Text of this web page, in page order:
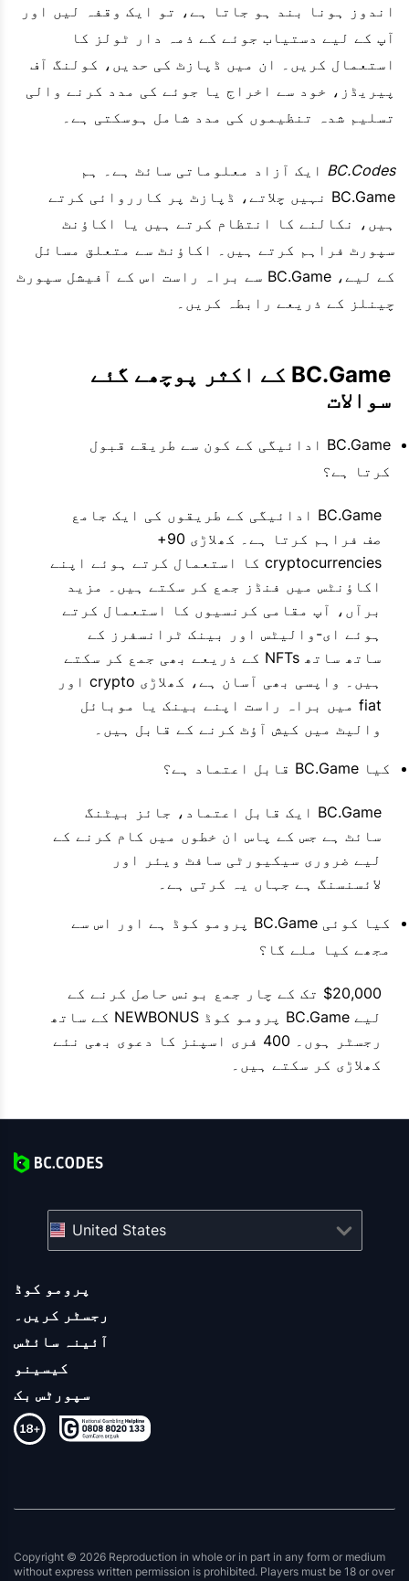
اندوز ہونا بند ہو جاتا ہے، تو ایک وقفہ لیں اور
آپ کے لیے دستیاب جوئے کے ذمہ دار ٹولز کا
استعمال کریں۔ ان میں ڈپازٹ کی حدیں، کولنگ آف
پیریڈز، خود سے اخراج یا جوئے کی مدد کرنے والی
تسلیم شدہ تنظیموں کی مدد شامل ہوسکتی ہے۔
BC.Codes ایک آزاد معلوماتی سائٹ ہے۔ ہم
BC.Game نہیں چلاتے، ڈپازٹ پر کارروائی کرتے
ہیں، نکالنے کا انتظام کرتے ہیں یا اکاؤنٹ
سپورٹ فراہم کرتے ہیں۔ اکاؤنٹ سے متعلق مسائل
کے لیے، BC.Game سے براہ راست اس کے آفیشل سپورٹ
چینلز کے ذریعے رابطہ کریں۔
سوالات
BC.Game ادائیگی کے کون سے طریقے قبول
کرتا ہے؟
BC.Game ادائیگی کے طریقوں کی ایک جامع
صف فراہم کرتا ہے۔ کھلاڑی 90+
cryptocurrencies کا استعمال کرتے ہوئے اپنے
اکاؤنٹس میں فنڈز جمع کر سکتے ہیں۔ مزید
برآں، آپ مقامی کرنسیوں کا استعمال کرتے
ہوئے ای-والیٹس اور بینک ٹرانسفرز کے
ساتھ ساتھ NFTs کے ذریعے بھی جمع کر سکتے
ہیں۔ واپسی بھی آسان ہے، کھلاڑی crypto اور
fiat میں براہ راست اپنے بینک یا موبائل
والیٹ میں کیش آؤٹ کرنے کے قابل ہیں۔
کیا BC.Game قابل اعتماد ہے؟
BC.Game ایک قابل اعتماد، جائز بیٹنگ
سائٹ ہے جس کے پاس ان خطوں میں کام کرنے کے
لیے ضروری سیکیورٹی سافٹ ویئر اور
لائسنسنگ ہے جہاں یہ کرتی ہے۔
کیا کوئی BC.Game پرومو کوڈ ہے اور اس سے
مجھے کیا ملے گا؟
$20,000 تک کے چار جمع بونس حاصل کرنے کے
لیے BC.Game پرومو کوڈ NEWBONUS کے ساتھ
رجسٹر ہوں۔ 400 فری اسپنز کا دعوی بھی نئے
کھلاڑی کر سکتے ہیں۔
پرومو کوڈ
رجسٹر کریں۔
آئینہ سائٹس
کیسینو
سپورٹس بک
United States
Copyright © 2026 Reproduction in whole or in part in any form or medium
without express written permission is prohibited. Players must be 18 or over